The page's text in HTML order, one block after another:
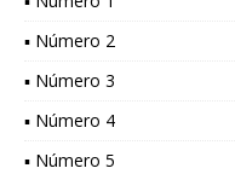
▪ Número 2
▪ Número 3
▪ Número 4
▪ Número 5